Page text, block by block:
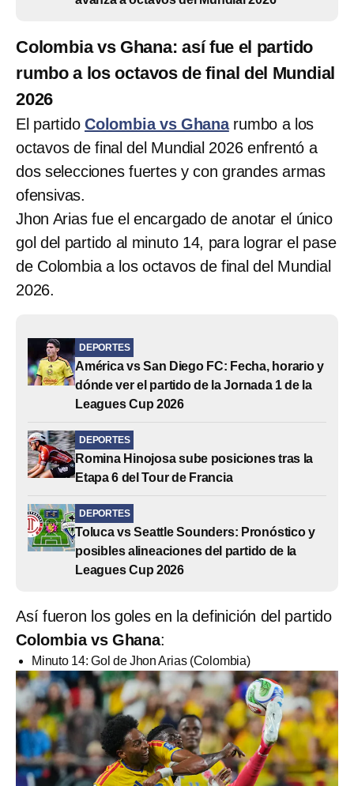
Colombia vs Ghana: así fue el partido
rumbo a los octavos de final del Mundial
2026
El partido Colombia vs Ghana rumbo a los
octavos de final del Mundial 2026 enfrentó a
dos selecciones fuertes y con grandes armas
ofensivas.
Jhon Arias fue el encargado de anotar el único
gol del partido al minuto 14, para lograr el pase
de Colombia a los octavos de final del Mundial
2026.
DEPORTES
América vs San Diego FC: Fecha, horario y
dónde ver el partido de la Jornada 1 de la
Leagues Cup 2026
DEPORTES
Romina Hinojosa sube posiciones tras la
Etapa 6 del Tour de Francia
DEPORTES
Toluca vs Seattle Sounders: Pronóstico y
posibles alineaciones del partido de la
Leagues Cup 2026
Así fueron los goles en la definición del partido
Colombia vs Ghana:
Minuto 14: Gol de Jhon Arias (Colombia)